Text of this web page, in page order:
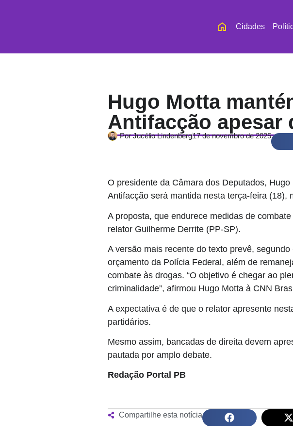
Cidades
Hugo Motta
Antifacção apesar
PorJucélio Lindenberg17 de novembro de 2025
O presidente da Câmara dos Deputados,
Antifacção será mantida nesta terça-feira
A proposta, que endurece medidas de
relator Guilherme Derrite (PP-SP).
A versão mais recente do texto prevê,
orçamento da Polícia Federal, além de
combate às drogas. “O objetivo é chegar ao
criminalidade”, afirmou Hugo Motta à CNN
A expectativa é de que o relator apresente
partidários.
Mesmo assim, bancadas de direita devem
pautada por amplo debate.
Redação Portal PB
Compartilhe esta notícia